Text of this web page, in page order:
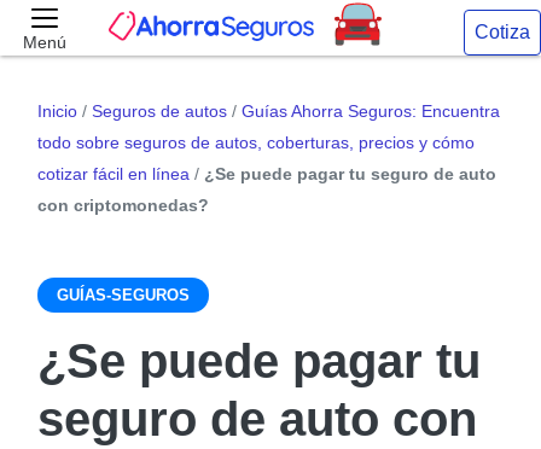
Menú Cotiza
Inicio / Seguros de autos / Guías Ahorra Seguros: Encuentra
todo sobre seguros de autos, coberturas, precios y cómo
cotizar fácil en línea / ¿Se puede pagar tu seguro de auto
con criptomonedas?
GUÍAS-SEGUROS
¿Se puede pagar tu
seguro de auto con